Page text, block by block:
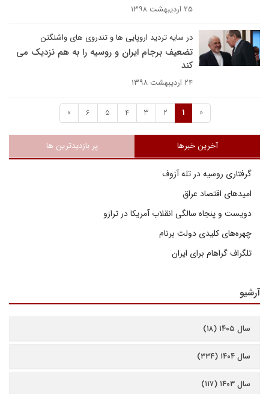
۲۵ اردیبهشت ۱۳۹۸
در سایه تردید اروپایی ها و تندروی های واشنگتن
تضعیف برجام ایران و روسیه را به هم نزدیک می
کند
۲۴ اردیبهشت ۱۳۹۸
«
1
2
3
4
5
6
»
آخرین خبرها پر بازدیدترین ها
گرفتاری روسیه در تله آزوف
امیدهای اقتصاد عراق
دویست و پنجاه سالگی انقلاب آمریکا در ترازو
چهره‌های کلیدی دولت برنام
تلگراف گراهام برای ایران
آرشیو
سال ۱۴۰۵ (۱۸)
سال ۱۴۰۴ (۳۳۴)
سال ۱۴۰۳ (۱۱۷)